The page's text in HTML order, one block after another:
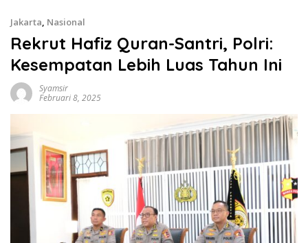
Jakarta, Nasional
Rekrut Hafiz Quran-Santri, Polri:
Kesempatan Lebih Luas Tahun Ini
Syamsir
Februari 8, 2025